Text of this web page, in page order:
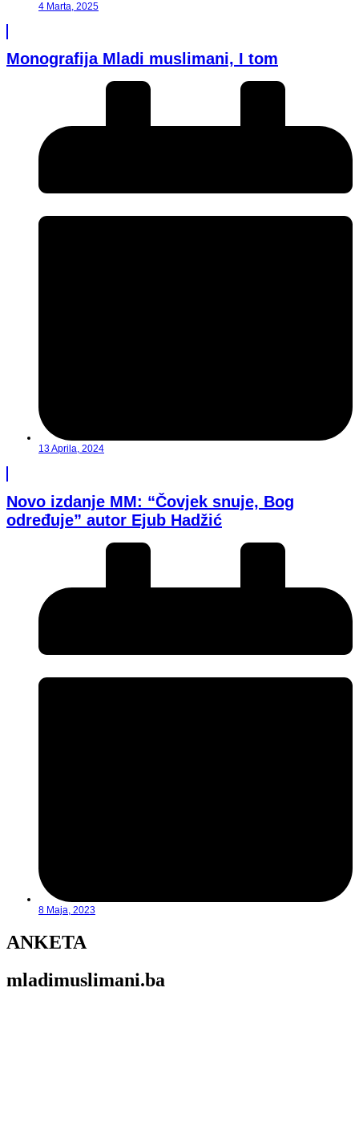
4 Marta, 2025
Monografija Mladi muslimani, I tom
13 Aprila, 2024
Novo izdanje MM: “Čovjek snuje, Bog
određuje” autor Ejub Hadžić
8 Maja, 2023
ANKETA
mladimuslimani.ba